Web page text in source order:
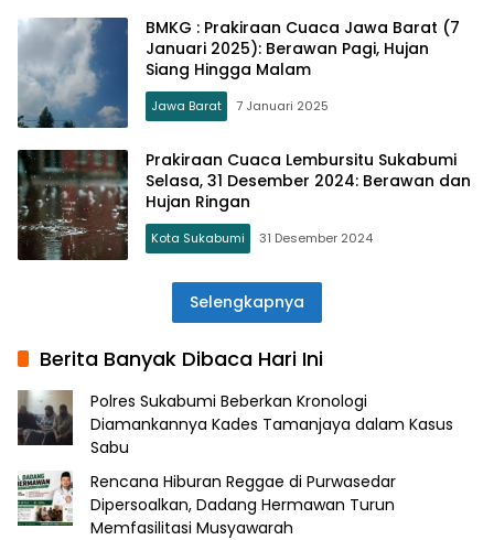
BMKG : Prakiraan Cuaca Jawa Barat (7
Januari 2025): Berawan Pagi, Hujan
Siang Hingga Malam
Jawa Barat 7 Januari 2025
Prakiraan Cuaca Lembursitu Sukabumi
Selasa, 31 Desember 2024: Berawan dan
Hujan Ringan
Kota Sukabumi 31 Desember 2024
Selengkapnya
Berita Banyak Dibaca Hari Ini
Polres Sukabumi Beberkan Kronologi
Diamankannya Kades Tamanjaya dalam Kasus
Sabu
Rencana Hiburan Reggae di Purwasedar
Dipersoalkan, Dadang Hermawan Turun
Memfasilitasi Musyawarah